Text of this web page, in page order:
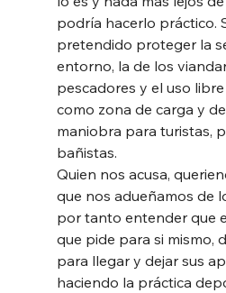
podría hacerlo práctico.
pretendido proteger la
entorno, la de los
pescadores y el uso
como zona de carga y
maniobra para turistas,
bañistas.
Quien nos acusa,
que nos adueñamos de
por tanto entender que
que pide para si mismo,
para llegar y dejar sus
haciendo la práctica